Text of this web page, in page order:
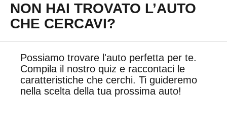
NON HAI TROVATO L’AUTO
CHE CERCAVI?
Possiamo trovare l'auto perfetta per te.
Compila il nostro quiz e raccontaci le
caratteristiche che cerchi. Ti guideremo
nella scelta della tua prossima auto!